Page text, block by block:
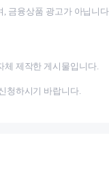
금융상품 광고가 아닙니
체 제작한 게시물입니다.
청하시기 바랍니다.